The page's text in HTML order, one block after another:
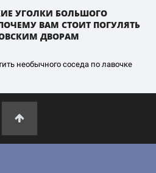
УГОЛКИ БОЛЬШОГО
ВАМ СТОИТ ПОГУЛЯТЬ
ДВОРАМ
необычного соседа по лавочке